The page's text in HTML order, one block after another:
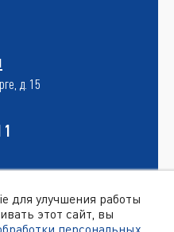
для улучшения работы
этот сайт, вы
персональных
д. 15